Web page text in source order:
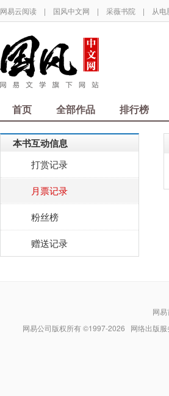
网易云阅读 | 国风中文网 | 采薇书院 | 从
首页 全部作品 排行榜
本书互动信息
打赏记录
月票记录
粉丝榜
赠送记录
网
网易公司版权所有 ©1997-2026 网络出版